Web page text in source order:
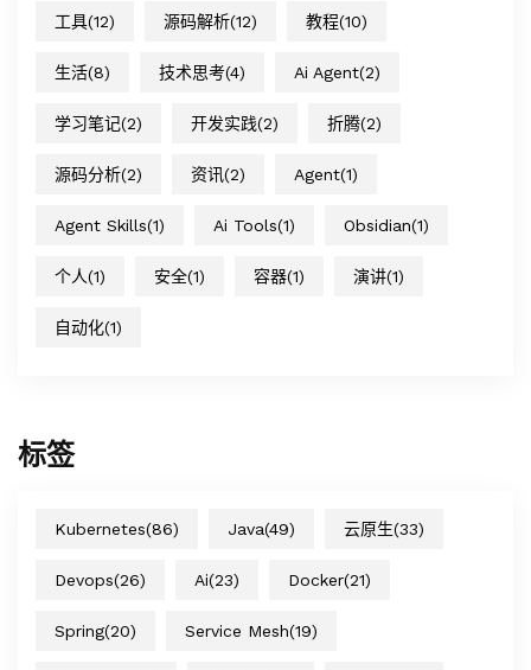
工具(12) 源码解析(12) 教程(10)
生活(8) 技术思考(4) Ai Agent(2)
学习笔记(2) 开发实践(2) 折腾(2)
源码分析(2) 资讯(2) Agent(1)
Agent Skills(1) Ai Tools(1) Obsidian(1)
个人(1) 安全(1) 容器(1) 演讲(1)
自动化(1)
标签
Kubernetes(86) Java(49) 云原生(33)
Devops(26) Ai(23) Docker(21)
Spring(20) Service Mesh(19)